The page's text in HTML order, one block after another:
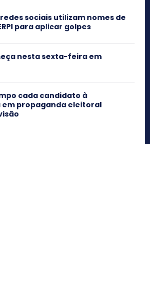
sociais utilizam nomes de
para aplicar golpes
nesta sexta-feira em
cada candidato à
em propaganda eleitoral